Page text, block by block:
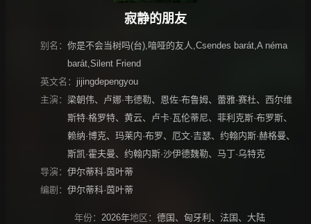
寂静的朋友
别名： 你是不会当树吗(台),喑哑的友人,Csendes barát,A néma
barát,Silent Friend
英文名： jijingdepengyou
主演： 梁朝伟、 卢娜·韦德勒、 恩佐·布鲁姆、 蕾雅·赛杜、 西尔维
斯特·格罗特、 黄云、 卢卡·瓦伦蒂尼、 菲利克斯·布罗斯、
赖纳·博克、 玛莱内·布罗、 厄文·吉瑟、 约翰内斯·赫格曼、
斯凯·霍夫曼、 约翰内斯·沙伊德魏勒、 马丁·乌特克
导演： 伊尔蒂科·茵叶蒂
编剧： 伊尔蒂科·茵叶蒂
年份： 2026年地区： 德国 、 匈牙利 、 法国 、 大陆